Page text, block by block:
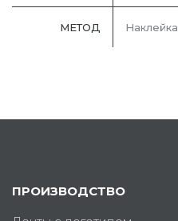
МЕТОД
ПРОИЗВОДСТВО